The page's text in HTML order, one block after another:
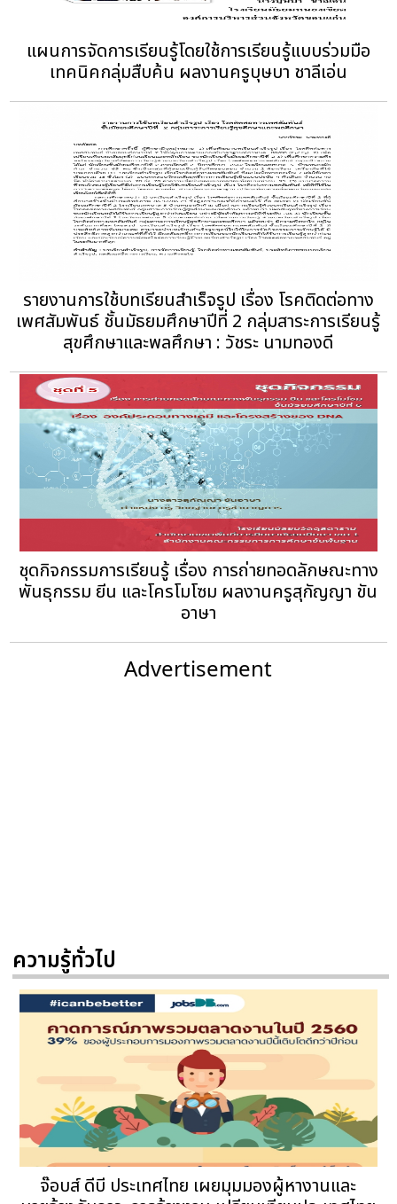
แผนการจัดการเรียนรู้โดยใช้การเรียนรู้แบบร่วมมือ
เทคนิคกลุ่มสืบค้น ผลงานครูบุษบา ชาลีเอ่น
รายงานการใช้บทเรียนสำเร็จรูป เรื่อง โรคติดต่อทาง
เพศสัมพันธ์ ชั้นมัธยมศึกษาปีที่ 2 กลุ่มสาระการเรียนรู้
สุขศึกษาและพลศึกษา : วัชระ นามทองดี
ชุดกิจกรรมการเรียนรู้ เรื่อง การถ่ายทอดลักษณะทาง
พันธุกรรม ยีน และโครโมโซม ผลงานครูสุกัญญา ขัน
อาษา
Advertisement
ความรู้ทั่วไป
จ๊อบส์ ดีบี ประเทศไทย เผยมุมมองผู้หางานและ